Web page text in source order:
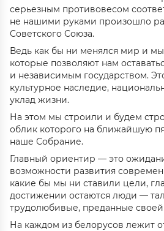
серьезным противовесом
не нашими руками произошло
Советского Союза.
Ведь как бы ни менялся мир и
которые позволяют нам
и независимым государством.
культурное наследие,
уклад жизни.
На этом мы строили и будем
облик которого на ближайшую
наше Собрание.
Главный ориентир — это
возможности развития
какие бы мы ни ставили цели,
достижении остаются люди —
трудолюбивые, преданные своей
На каждом из белорусов лежит